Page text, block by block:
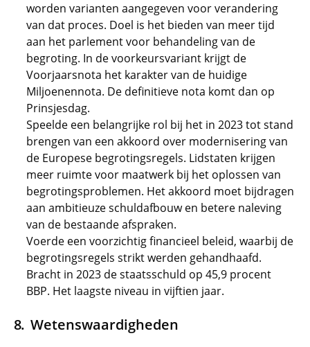
worden varianten aangegeven voor verandering
van dat proces. Doel is het bieden van meer tijd
aan het parlement voor behandeling van de
begroting. In de voorkeursvariant krijgt de
Voorjaarsnota het karakter van de huidige
Miljoenennota. De definitieve nota komt dan op
Prinsjesdag.
Speelde een belangrijke rol bij het in 2023 tot stand
brengen van een akkoord over modernisering van
de Europese begrotingsregels. Lidstaten krijgen
meer ruimte voor maatwerk bij het oplossen van
begrotingsproblemen. Het akkoord moet bijdragen
aan ambitieuze schuldafbouw en betere naleving
van de bestaande afspraken.
Voerde een voorzichtig financieel beleid, waarbij de
begrotingsregels strikt werden gehandhaafd.
Bracht in 2023 de staatsschuld op 45,9 procent
BBP. Het laagste niveau in vijftien jaar.
Wetenswaardigheden